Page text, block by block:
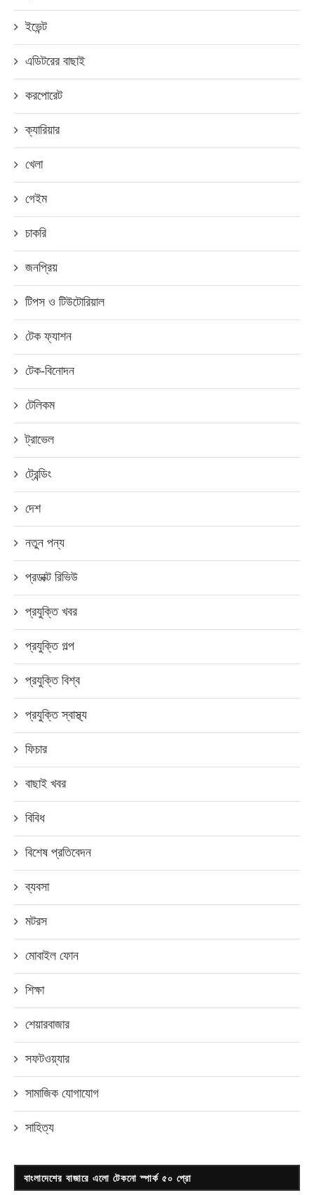
ইভেন্ট
এডিটরের বাছাই
করপোরেট
ক্যারিয়ার
খেলা
গেইম
চাকরি
জনপ্রিয়
টিপস ও টিউটোরিয়াল
টেক ফ্যাশন
টেক-বিনোদন
টেলিকম
ট্রাভেল
ট্রেন্ডিং
দেশ
নতুন পন্য
প্রডাক্ট রিভিউ
প্রযুক্তি খবর
প্রযুক্তি গল্প
প্রযুক্তি বিশ্ব
প্রযুক্তি স্বাস্থ্য
ফিচার
বাছাই খবর
বিবিধ
বিশেষ প্রতিবেদন
ব্যবসা
মটরস
মোবাইল ফোন
শিক্ষা
শেয়ারবাজার
সফটওয়্যার
সামাজিক যোগাযোগ
সাহিত্য
বাংলাদেশের বাজারে এলো টেকনো স্পার্ক ৫০ প্রো